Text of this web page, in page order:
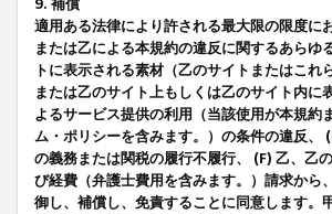
9. 補償
適用ある法律により許される最大限の限度に
または乙による本規約の違反に関するあら
トに表示される素材（乙のサイトまたはこ
または乙のサイト上もしくは乙のサイト内
よるサービス提供の利用（当該使用が本規
ム・ポリシーを含みます。）の条件の違反、
の義務または関税の履行不履行、 (F) 乙、乙
び経費（弁護士費用を含みます。）請求から
御し、補償し、免責することに同意します。